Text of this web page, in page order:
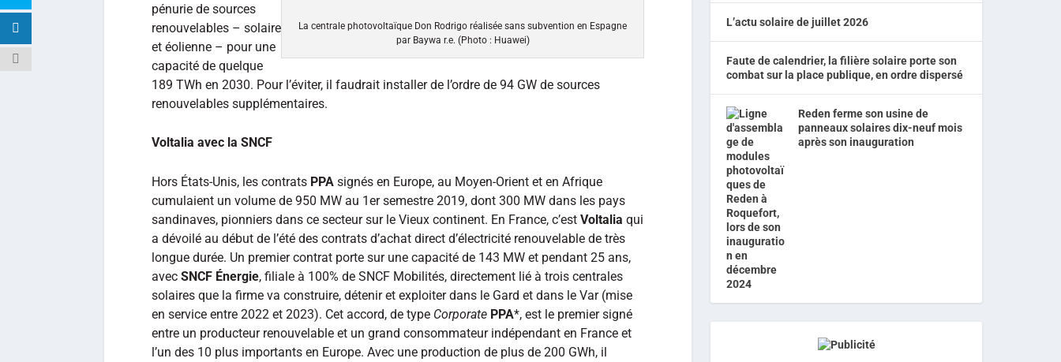
La centrale photovoltaïque Don Rodrigo réalisée sans subvention en Espagne
par Baywa r.e. (Photo : Huawei)
pénurie de sources
renouvelables – solaire
et éolienne – pour une
capacité de quelque
189 TWh en 2030. Pour l’éviter, il faudrait installer de l’ordre de 94 GW de sources
renouvelables supplémentaires.
Voltalia avec la SNCF
Hors États-Unis, les contrats PPA signés en Europe, au Moyen-Orient et en Afrique
cumulaient un volume de 950 MW au 1er semestre 2019, dont 300 MW dans les pays
sandinaves, pionniers dans ce secteur sur le Vieux continent. En France, c’est Voltalia qui
a dévoilé au début de l’été des contrats d’achat direct d’électricité renouvelable de très
longue durée. Un premier contrat porte sur une capacité de 143 MW et pendant 25 ans,
avec SNCF Énergie, filiale à 100% de SNCF Mobilités, directement lié à trois centrales
solaires que la firme va construire, détenir et exploiter dans le Gard et dans le Var (mise
en service entre 2022 et 2023). Cet accord, de type Corporate PPA*, est le premier signé
entre un producteur renouvelable et un grand consommateur indépendant en France et
l’un des 10 plus importants en Europe. Avec une production de plus de 200 GWh, il
L’actu solaire de juillet 2026
Faute de calendrier, la filière solaire porte son
combat sur la place publique, en ordre dispersé
Reden ferme son usine de
panneaux solaires dix-neuf mois
après son inauguration